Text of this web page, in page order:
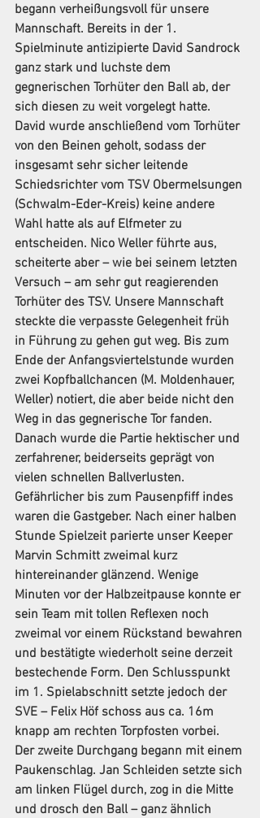
begann verheißungsvoll für unsere
Mannschaft. Bereits in der 1.
Spielminute antizipierte David Sandrock
ganz stark und luchste dem
gegnerischen Torhüter den Ball ab, der
sich diesen zu weit vorgelegt hatte.
David wurde anschließend vom Torhüter
von den Beinen geholt, sodass der
insgesamt sehr sicher leitende
Schiedsrichter vom TSV Obermelsungen
(Schwalm-Eder-Kreis) keine andere
Wahl hatte als auf Elfmeter zu
entscheiden. Nico Weller führte aus,
scheiterte aber – wie bei seinem letzten
Versuch – am sehr gut reagierenden
Torhüter des TSV. Unsere Mannschaft
steckte die verpasste Gelegenheit früh
in Führung zu gehen gut weg. Bis zum
Ende der Anfangsviertelstunde wurden
zwei Kopfballchancen (M. Moldenhauer,
Weller) notiert, die aber beide nicht den
Weg in das gegnerische Tor fanden.
Danach wurde die Partie hektischer und
zerfahrener, beiderseits geprägt von
vielen schnellen Ballverlusten.
Gefährlicher bis zum Pausenpfiff indes
waren die Gastgeber. Nach einer halben
Stunde Spielzeit parierte unser Keeper
Marvin Schmitt zweimal kurz
hintereinander glänzend. Wenige
Minuten vor der Halbzeitpause konnte er
sein Team mit tollen Reflexen noch
zweimal vor einem Rückstand bewahren
und bestätigte wiederholt seine derzeit
bestechende Form. Den Schlusspunkt
im 1. Spielabschnitt setzte jedoch der
SVE – Felix Höf schoss aus ca. 16m
knapp am rechten Torpfosten vorbei.
Der zweite Durchgang begann mit einem
Paukenschlag. Jan Schleiden setzte sich
am linken Flügel durch, zog in die Mitte
und drosch den Ball – ganz ähnlich